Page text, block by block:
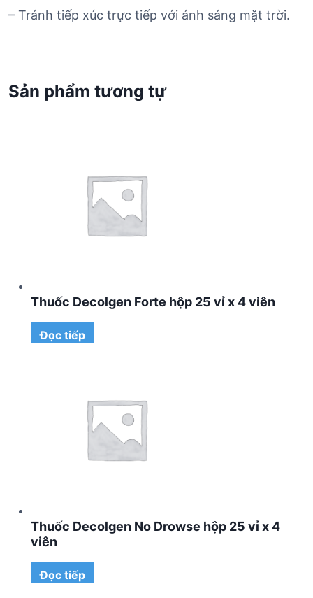
– Tránh tiếp xúc trực tiếp với ánh sáng mặt trời.
Sản phẩm tương tự
Thuốc Decolgen Forte hộp 25 vỉ x 4 viên
Đọc tiếp
Thuốc Decolgen No Drowse hộp 25 vỉ x 4
viên
Đọc tiếp